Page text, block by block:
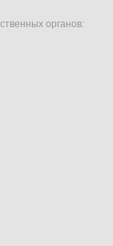
органов: